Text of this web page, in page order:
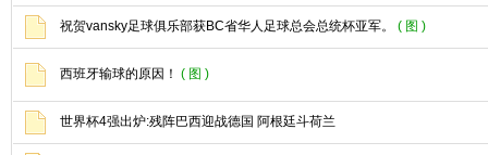
祝贺vansky足球俱乐部获BC省华人足球总会总统杯亚军。 ( 图 )
西班牙输球的原因！ ( 图 )
世界杯4强出炉:残阵巴西迎战德国 阿根廷斗荷兰